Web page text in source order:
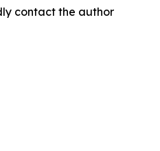
contact the author